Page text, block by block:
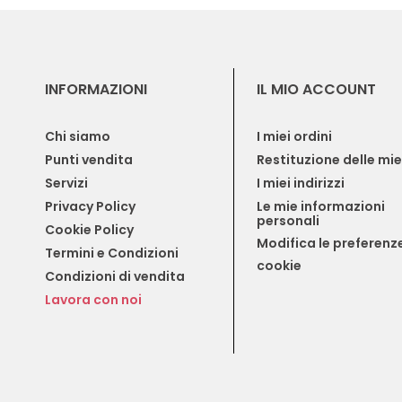
INFORMAZIONI
Chi siamo
Punti vendita
Servizi
Privacy Policy
Cookie Policy
Termini e Condizioni
Condizioni di vendita
Lavora con noi
IL MIO ACCOUNT
I miei ordini
Restituzione delle
I miei indirizzi
Le mie informazioni
personali
Modifica le
cookie